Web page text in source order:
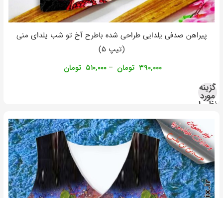
پیراهن صدفی یلدایی طراحی شده باطرح آخ تو شب یلدای منی
(تیپ ۵)
۳۹۰,۰۰۰ تومان – ۵۱۰,۰۰۰ تومان
گزینه
مورد
نظر را